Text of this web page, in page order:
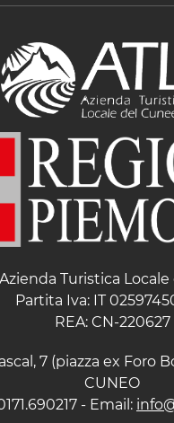
Azienda Turistica
Partita Iva: IT
REA: CN-220627
7 (piazza ex Foro
CUNEO
- Email: